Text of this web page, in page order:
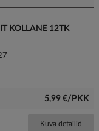
KOLLANE 12TK
5,99 €/PKK
Kuva detailid